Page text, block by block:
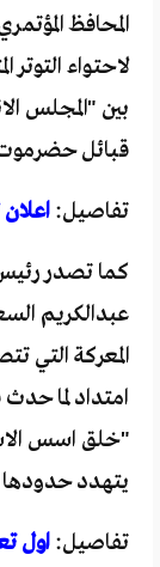
المحافظ
لاحتواء
بين "المجلس
قبائل
تفاصيل:
كما تصدر رئيس
عبدالكريم
المعركة التي
امتداد لما
"خلق اسس
يتهدد
تفاصيل: اول